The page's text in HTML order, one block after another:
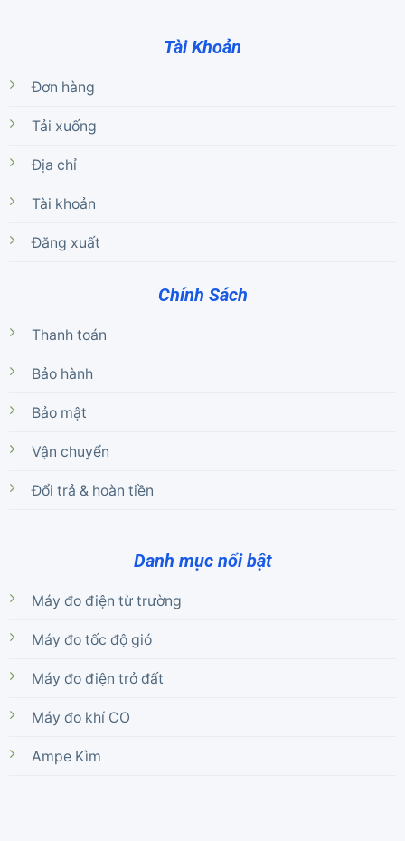
Tài Khoản
Đơn hàng
Tải xuống
Địa chỉ
Tài khoản
Đăng xuất
Chính Sách
Thanh toán
Bảo hành
Bảo mật
Vận chuyển
Đổi trả & hoàn tiền
Danh mục nổi bật
Máy đo điện từ trường
Máy đo tốc độ gió
Máy đo điện trở đất
Máy đo khí CO
Ampe Kìm